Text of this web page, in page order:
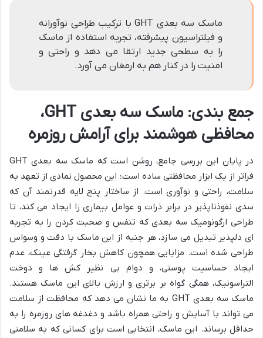
ماسک سه بعدی GHT با ترکیب طراحی نوآورانه
و فیلتراسیون پیشرفته، تجربه استفاده از ماسک
را به سطحی جدید ارتقا می دهد و راحتی و
امنیت را در کنار هم به ارمغان می آورد.
جمع بندی: ماسک سه بعدی GHT،
محافظی هوشمند برای آرامش روزمره
در پایان این بررسی جامع، روشن است که ماسک سه بعدی GHT
فراتر از یک ابزار محافظتی ساده است؛ این محصول نمادی از تعهد به
سلامت، راحتی و نوآوری است. از ساختار پنج لایه قدرتمند آن که
سدی نفوذناپذیر در برابر ذرات و عوامل بیماری زا ایجاد می کند، تا
طراحی ارگونومیک سه بعدی که تنفس و صحبت کردن را به تجربه
ای دلپذیر تبدیل می سازد، هر جنبه از این ماسک با دقت و وسواس
طراحی شده است. مزایایی همچون کاهش بخار گرفتگی عینک، عدم
ایجاد حساسیت پوستی، و دوام بی نظیر کش ها و دوخت
التراسونیک، همگی گواه بر برتری و ارزش بالای این ماسک هستند.
ماسک سه بعدی GHT به ما نشان می دهد که محافظت از سلامت
می تواند با آسایش و راحتی همراه باشد و دغدغه های روزمره را به
حداقل برساند. این ماسک، انتخابی است برای کسانی که به سلامتی